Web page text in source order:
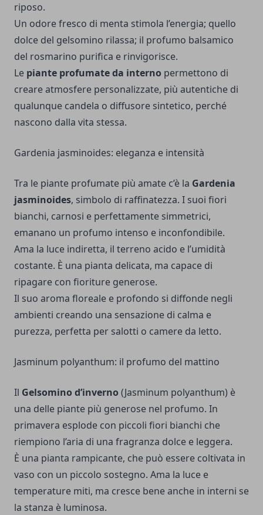
riposo.
Un odore fresco di menta stimola l’energia; quello
dolce del gelsomino rilassa; il profumo balsamico
del rosmarino purifica e rinvigorisce.
Le piante profumate da interno permettono di
creare atmosfere personalizzate, più autentiche di
qualunque candela o diffusore sintetico, perché
nascono dalla vita stessa.
Gardenia jasminoides: eleganza e intensità
Tra le piante profumate più amate c’è la Gardenia
jasminoides, simbolo di raffinatezza. I suoi fiori
bianchi, carnosi e perfettamente simmetrici,
emanano un profumo intenso e inconfondibile.
Ama la luce indiretta, il terreno acido e l’umidità
costante. È una pianta delicata, ma capace di
ripagare con fioriture generose.
Il suo aroma floreale e profondo si diffonde negli
ambienti creando una sensazione di calma e
purezza, perfetta per salotti o camere da letto.
Jasminum polyanthum: il profumo del mattino
Il Gelsomino d’inverno (Jasminum polyanthum) è
una delle piante più generose nel profumo. In
primavera esplode con piccoli fiori bianchi che
riempiono l’aria di una fragranza dolce e leggera.
È una pianta rampicante, che può essere coltivata in
vaso con un piccolo sostegno. Ama la luce e
temperature miti, ma cresce bene anche in interni se
la stanza è luminosa.